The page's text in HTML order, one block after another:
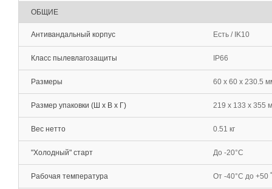
ОБЩИЕ
Антивандальный корпус Есть / IK10
Класс пылевлагозащиты IP66
Размеры 60 x 60 x 230.5
Размер упаковки (Ш х В х Г) 219 x 133 x 355
Вес нетто 0.51 кг
"Холодный" старт До -20°С
Рабочая температура От -40°С до +50